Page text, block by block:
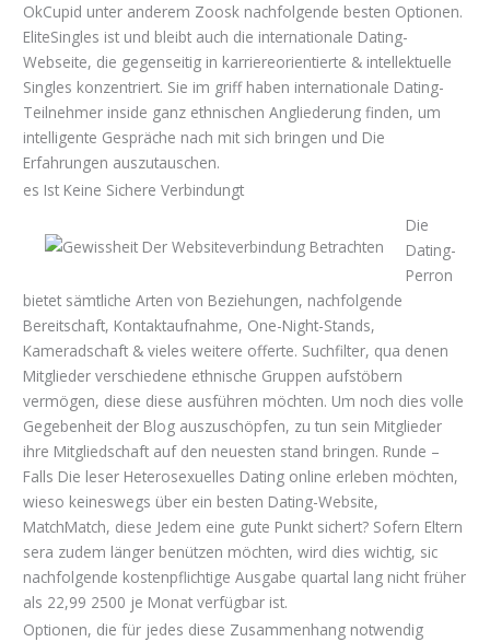
OkCupid unter anderem Zoosk nachfolgende besten Optionen.
EliteSingles ist und bleibt auch die internationale Dating-
Webseite, die gegenseitig in karriereorientierte & intellektuelle
Singles konzentriert. Sie im griff haben internationale Dating-
Teilnehmer inside ganz ethnischen Angliederung finden, um
intelligente Gespräche nach mit sich bringen und Die
Erfahrungen auszutauschen.
es Ist Keine Sichere Verbindungt
Die
Dating-
Perron
bietet sämtliche Arten von Beziehungen, nachfolgende
Bereitschaft, Kontaktaufnahme, One-Night-Stands,
Kameradschaft & vieles weitere offerte. Suchfilter, qua denen
Mitglieder verschiedene ethnische Gruppen aufstöbern
vermögen, diese diese ausführen möchten. Um noch dies volle
Gegebenheit der Blog auszuschöpfen, zu tun sein Mitglieder
ihre Mitgliedschaft auf den neuesten stand bringen. Runde –
Falls Die leser Heterosexuelles Dating online erleben möchten,
wieso keineswegs über ein besten Dating-Website,
MatchMatch, diese Jedem eine gute Punkt sichert? Sofern Eltern
sera zudem länger benützen möchten, wird dies wichtig, sic
nachfolgende kostenpflichtige Ausgabe quartal lang nicht früher
als 22,99 2500 je Monat verfügbar ist.
Optionen, die für jedes diese Zusammenhang notwendig